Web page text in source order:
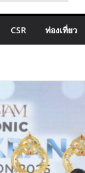
CSR ท่องเที่ยว